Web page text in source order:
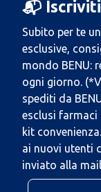
📬
Subito per te
esclusive,
mondo BENU:
ogni giorno.
spediti da
esclusi
kit
ai nuovi utenti
inviato alla